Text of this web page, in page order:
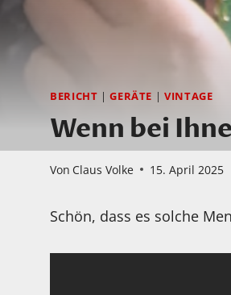
BERICHT |GERÄTE | VINTAGE
Wenn bei
Von Claus Volke 15. April 2025
Schön, dass es solche